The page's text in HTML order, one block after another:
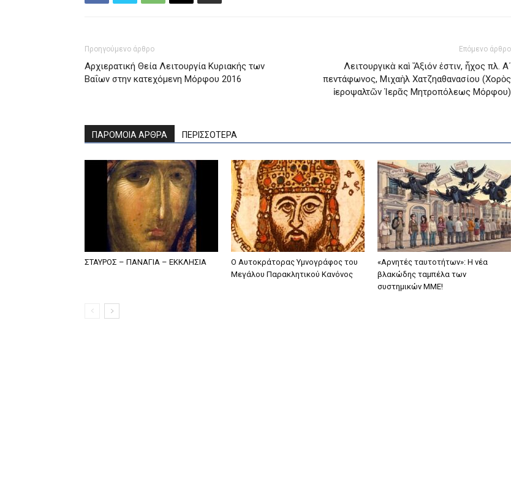
Προηγούμενο άρθρο
Αρχιερατική Θεία Λειτουργία Κυριακής των
Βαΐων στην κατεχόμενη Μόρφου 2016
Επόμενο άρθρο
Λειτουργικὰ καὶ Ἄξιόν ἐστιν, ἦχος πλ. Α΄
πεντάφωνος, Μιχαὴλ Χατζηαθανασίου (Χορὸς
ἱεροψαλτῶν Ἱερᾶς Μητροπόλεως Μόρφου)
ΠΑΡΟΜΟΙΑ ΑΡΘΡΑ ΠΕΡΙΣΣΟΤΕΡΑ
ΣΤΑΥΡΟΣ – ΠΑΝΑΓΙΑ – ΕΚΚΛΗΣΙΑ
Ο Αυτοκράτορας Υμνογράφος του
Μεγάλου Παρακλητικού Κανόνος
«Αρνητές ταυτοτήτων»: Η νέα
βλακώδης ταμπέλα των
συστημικών ΜΜΕ!